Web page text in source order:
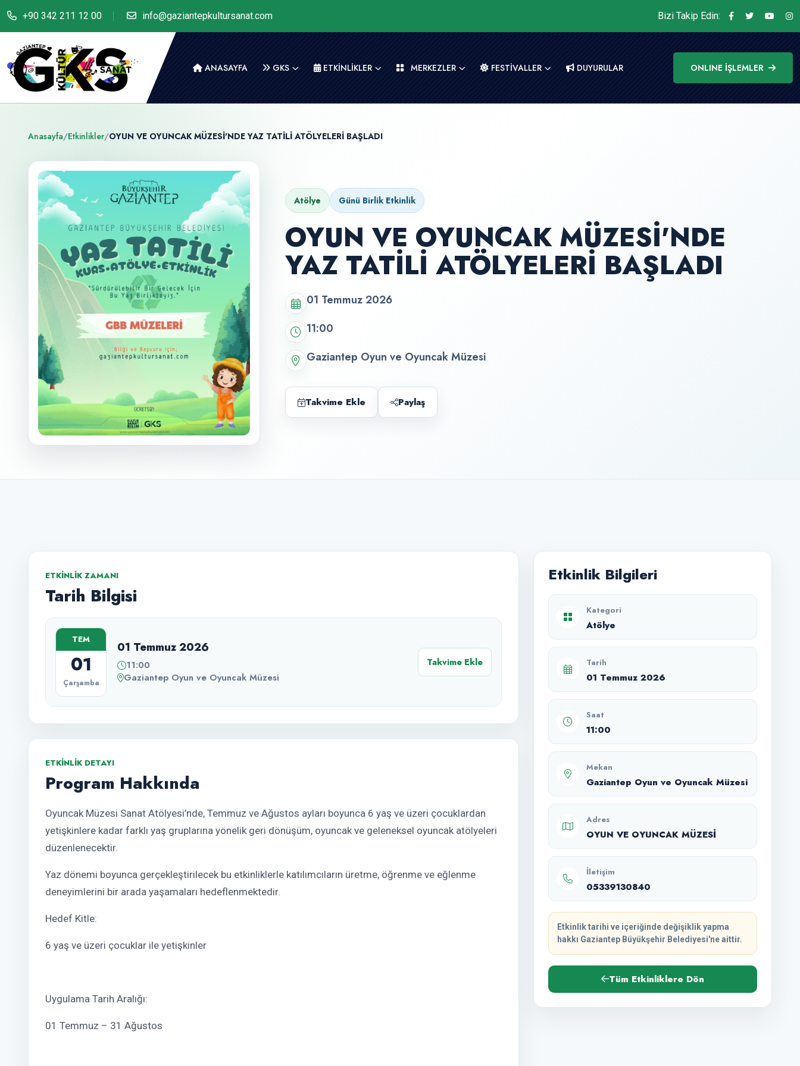
+90 342 211 12 00 info@gaziantepkultursanat.com Bizi Takip Edin:
ANASAYFA GKS ETKİNLİKLER MERKEZLER FESTİVALLER DUYURULAR ONLINE İŞLEMLER
Anasayfa/Etkinlikler/OYUN VE OYUNCAK MÜZESİ'NDE YAZ TATİLİ ATÖLYELERİ BAŞLADI
Atölye Günü Birlik Etkinlik
OYUN VE OYUNCAK MÜZESİ'NDE
YAZ TATİLİ ATÖLYELERİ BAŞLADI
01 Temmuz 2026
11:00
Gaziantep Oyun ve Oyuncak Müzesi
Takvime Ekle Paylaş
ETKINLIK ZAMANI
Tarih Bilgisi
TEM
01
Çarşamba
01 Temmuz 2026
11:00
Gaziantep Oyun ve Oyuncak Müzesi
Takvime Ekle
ETKINLIK DETAYI
Program Hakkında
Oyuncak Müzesi Sanat Atölyesi’nde, Temmuz ve Ağustos ayları boyunca 6 yaş ve üzeri çocuklardan
yetişkinlere kadar farklı yaş gruplarına yönelik geri dönüşüm, oyuncak ve geleneksel oyuncak atölyeleri
düzenlenecektir.
Yaz dönemi boyunca gerçekleştirilecek bu etkinliklerle katılımcıların üretme, öğrenme ve eğlenme
deneyimlerini bir arada yaşamaları hedeflenmektedir.
Hedef Kitle:
6 yaş ve üzeri çocuklar ile yetişkinler
Uygulama Tarih Aralığı:
01 Temmuz – 31 Ağustos
Etkinlik Bilgileri
Kategori
Atölye
Tarih
01 Temmuz 2026
Saat
11:00
Mekan
Gaziantep Oyun ve Oyuncak Müzesi
Adres
OYUN VE OYUNCAK MÜZESİ
İletişim
05339130840
Etkinlik tarihi ve içeriğinde değişiklik yapma
hakkı Gaziantep Büyükşehir Belediyesi'ne aittir.
Tüm Etkinliklere Dön